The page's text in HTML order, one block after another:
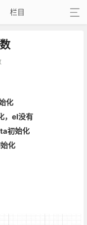
栏目
化
，el没有
初始化
化